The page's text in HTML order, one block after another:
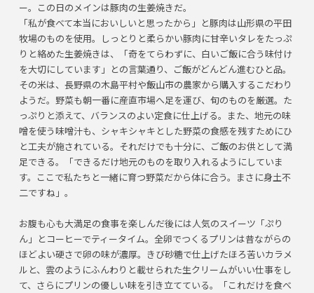
ー。この日のメインは豚肉の生姜焼きだ。
「私が食べて本当においしいと思ったから」と豚肉は山形県の平田
牧場のものを使用。しっとりと柔らかい豚肉に甘辛いタレをたっぷ
りと絡めた生姜焼きは、「奇をてらわずに、白いご飯に合う味付け
を大切にしています」との言葉通り、ご飯がどんどん進むひと品。
その米は、長野県の木島平村や飯山市の農家から購入するこだわり
ようだ。野菜も朝一番に産直市場へ足を運び、旬のものを厳選。た
っぷりと添えて、バランスのよい定食に仕上げる。また、地元の味
噌を使う味噌汁も、シャキシャキとした野菜の食感を残すためにひ
と工夫が施されている。それだけでも十分に、ご飯のお供として満
足できる。「できるだけ地元のものを取り入れるようにしていま
す。ここで私たちと一緒に育つ野菜だから体に合う。まさに身土不
二ですね」。
お腹も心も大満足の食事を楽しんだ後には人気のスイーツ「ぷり
ん」とコーヒーでティータイム。全卵でつくるプリンは昔ながらの
ほどよい硬さで卵の味が濃厚。きび砂糖で仕上げたほろ苦いカラメ
ルと、雲のようにふんわりと載せられた生クリームがいい仕事をし
て、さらにプリンの優しい味を引き立てている。「これだけを食べ